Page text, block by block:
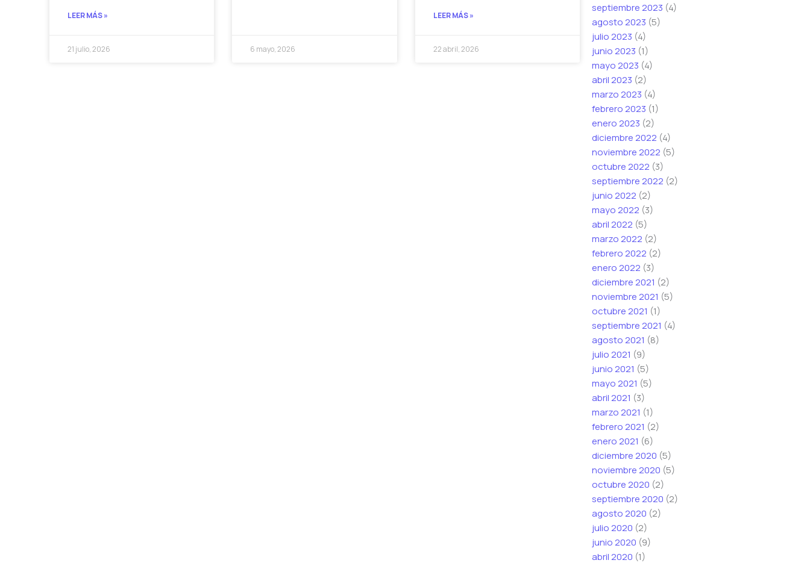
LEER MÁS »
21 julio, 2026 6 mayo, 2026
LEER MÁS »
22 abril, 2026
septiembre 2023 (4)
agosto 2023 (5)
julio 2023 (4)
junio 2023 (1)
mayo 2023 (4)
abril 2023 (2)
marzo 2023 (4)
febrero 2023 (1)
enero 2023 (2)
diciembre 2022 (4)
noviembre 2022 (5)
octubre 2022 (3)
septiembre 2022 (2)
junio 2022 (2)
mayo 2022 (3)
abril 2022 (5)
marzo 2022 (2)
febrero 2022 (2)
enero 2022 (3)
diciembre 2021 (2)
noviembre 2021 (5)
octubre 2021 (1)
septiembre 2021 (4)
agosto 2021 (8)
julio 2021 (9)
junio 2021 (5)
mayo 2021 (5)
abril 2021 (3)
marzo 2021 (1)
febrero 2021 (2)
enero 2021 (6)
diciembre 2020 (5)
noviembre 2020 (5)
octubre 2020 (2)
septiembre 2020 (2)
agosto 2020 (2)
julio 2020 (2)
junio 2020 (9)
abril 2020 (1)